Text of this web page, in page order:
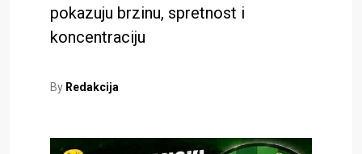
pokazuju brzinu, spretnost i
koncentraciju
By Redakcija